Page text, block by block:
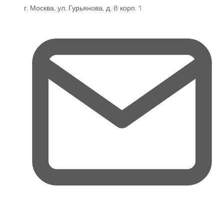
г. Москва, ул. Гурьянова, д. 8 корп. 1